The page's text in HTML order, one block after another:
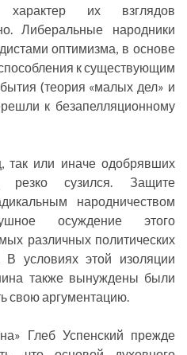
характер их взглядов
Либеральные народники
оптимизма, в основе
к существующим
(теория «малых дел» и
к безапелляционному
так или иначе одобрявших
резко сузился. Защите
народничеством
осуждение этого
различных политических
В условиях этой изоляции
также вынуждены были
свою аргументацию.
Глеб Успенский прежде